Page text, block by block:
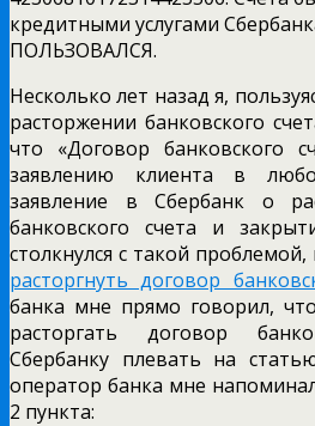
кредитными услугами
ПОЛЬЗОВАЛСЯ.
Несколько лет назад я,
расторжении банковского
что «Договор банковского
заявлению клиента в
заявление в Сбербанк о
банковского счета и
столкнулся с такой проблемой,
расторгнуть договор
банка мне прямо говорил,
расторгать договор
Сбербанку плевать на
оператор банка мне
2 пункта: